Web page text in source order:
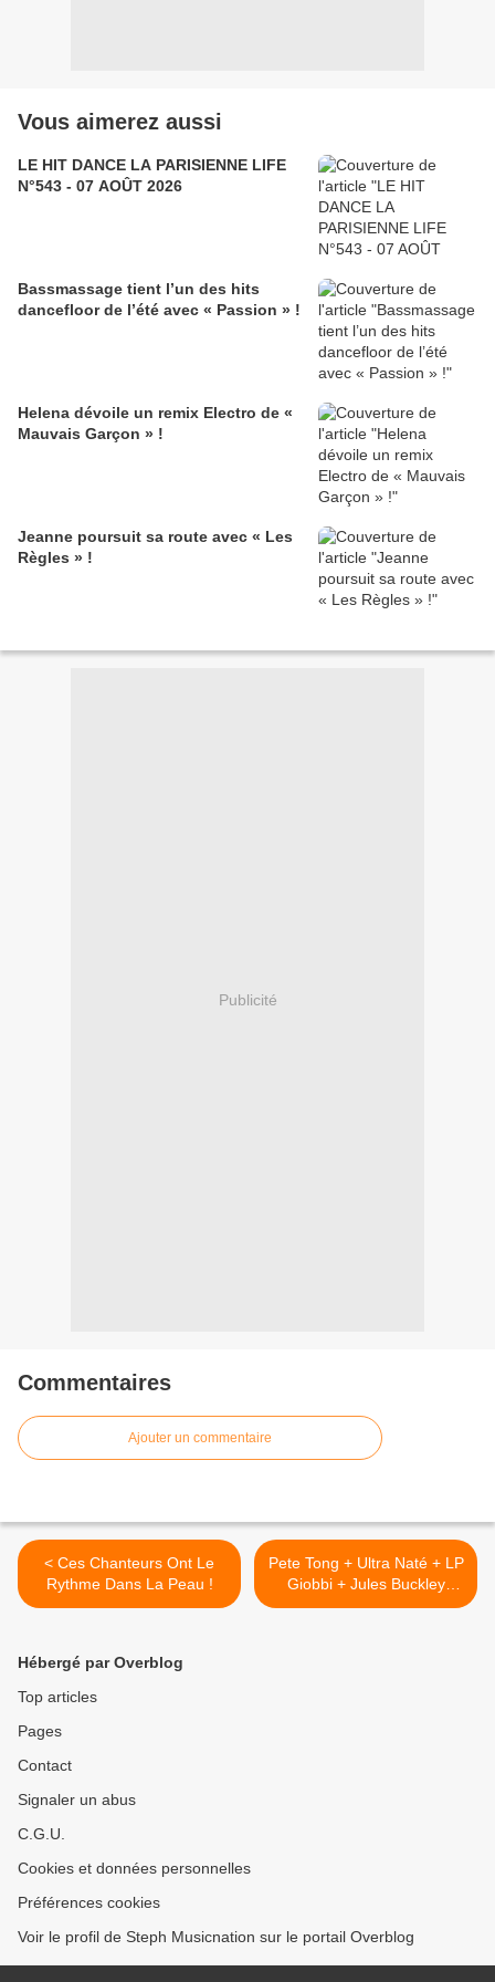
Vous aimerez aussi
LE HIT DANCE LA PARISIENNE LIFE
N°543 - 07 AOÛT 2026
Bassmassage tient l’un des hits
dancefloor de l’été avec « Passion » !
Helena dévoile un remix Electro de «
Mauvais Garçon » !
Jeanne poursuit sa route avec « Les
Règles » !
Publicité
Commentaires
Ajouter un commentaire
< Ces Chanteurs Ont Le
Rythme Dans La Peau !
Pete Tong + Ultra Naté + LP
Giobbi + Jules Buckley
subliment le tubesque «
Hébergé par Overblog
Top articles
Pages
Contact
Signaler un abus
C.G.U.
Cookies et données personnelles
Préférences cookies
Voir le profil de Steph Musicnation sur le portail Overblog